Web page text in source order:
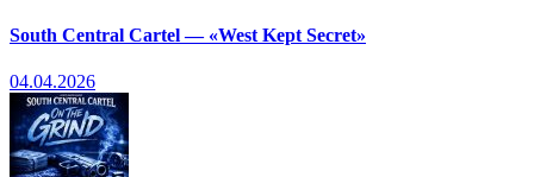
South Central Cartel — «West Kept Secret»
04.04.2026